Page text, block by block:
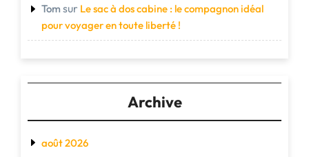
Tom sur Le sac à dos cabine : le compagnon idéal
pour voyager en toute liberté !
Archive
août 2026